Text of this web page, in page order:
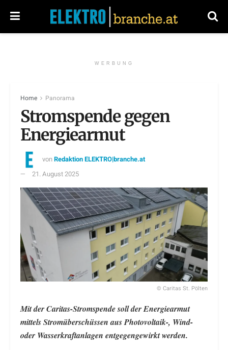
WERBUNG
Home Panorama
Stromspende gegen
Energiearmut
vonRedaktion ELEKTRO|branche.at
21. August 2025
© Caritas St. Pölten
Mit der Caritas-Stromspende soll der Energiearmut
mittels Stromüberschüssen aus Photovoltaik-, Wind-
oder Wasserkraftanlagen entgegengewirkt werden.